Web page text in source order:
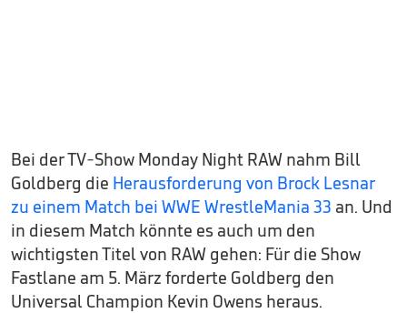
Bei der TV-Show Monday Night RAW nahm Bill
Goldberg die Herausforderung von Brock Lesnar
zu einem Match bei WWE WrestleMania 33 an. Und
in diesem Match könnte es auch um den
wichtigsten Titel von RAW gehen: Für die Show
Fastlane am 5. März forderte Goldberg den
Universal Champion Kevin Owens heraus.